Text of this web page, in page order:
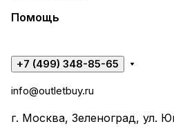
Помощь
+7 (499) 348-85-65
info@outletbuy.ru
г. Москва, Зеленоград, ул.